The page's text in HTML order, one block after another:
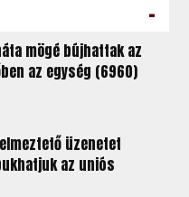
-
mögé bújhattak az
az egység (6960)
üzenetet
az uniós